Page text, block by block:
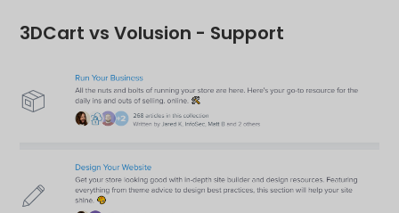
3DCart vs Volusion - Support